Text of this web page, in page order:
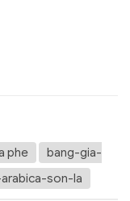
phe
bang-gia-
son-la